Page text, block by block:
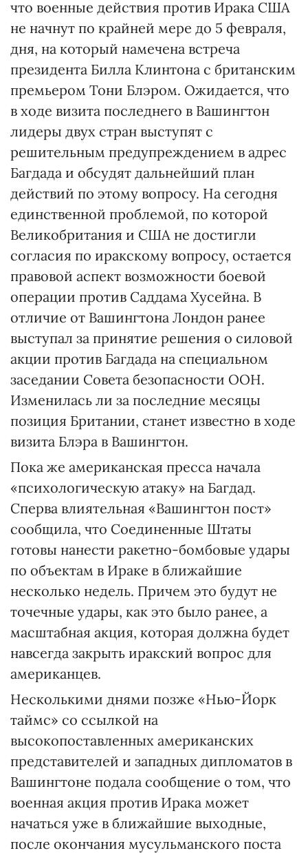
что военные действия против Ирака США
не начнут по крайней мере до 5 февраля,
дня, на который намечена встреча
президента Билла Клинтона с британским
премьером Тони Блэром. Ожидается, что
в ходе визита последнего в Вашингтон
лидеры двух стран выступят с
решительным предупреждением в адрес
Багдада и обсудят дальнейший план
действий по этому вопросу. На сегодня
единственной проблемой, по которой
Великобритания и США не достигли
согласия по иракскому вопросу, остается
правовой аспект возможности боевой
операции против Саддама Хусейна. В
отличие от Вашингтона Лондон ранее
выступал за принятие решения о силовой
акции против Багдада на специальном
заседании Совета безопасности ООН.
Изменилась ли за последние месяцы
позиция Британии, станет известно в ходе
визита Блэра в Вашингтон.
Пока же американская пресса начала
«психологическую атаку» на Багдад.
Сперва влиятельная «Вашингтон пост»
сообщила, что Соединенные Штаты
готовы нанести ракетно-бомбовые удары
по объектам в Ираке в ближайшие
несколько недель. Причем это будут не
точечные удары, как это было ранее, а
масштабная акция, которая должна будет
навсегда закрыть иракский вопрос для
американцев.
Несколькими днями позже «Нью-Йорк
таймс» со ссылкой на
высокопоставленных американских
представителей и западных дипломатов в
Вашингтоне подала сообщение о том, что
военная акция против Ирака может
начаться уже в ближайшие выходные,
после окончания мусульманского поста